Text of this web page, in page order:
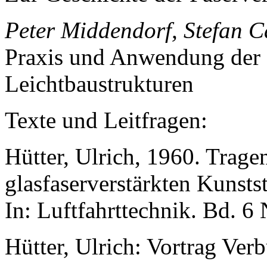
Peter Middendorf, Stefan
Praxis und Anwendung
Leichtbaustrukturen
Texte und Leitfragen:
Hütter, Ulrich, 1960.
glasfaserverstärkten
In: Luftfahrttechnik. Bd. 6
Hütter, Ulrich: Vortrag